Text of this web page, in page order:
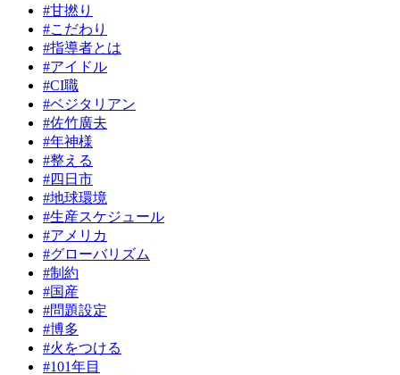
#甘撚り
#こだわり
#指導者とは
#アイドル
#CI職
#ベジタリアン
#佐竹廣夫
#年神様
#整える
#四日市
#地球環境
#生産スケジュール
#アメリカ
#グローバリズム
#制約
#国産
#問題設定
#博多
#火をつける
#101年目